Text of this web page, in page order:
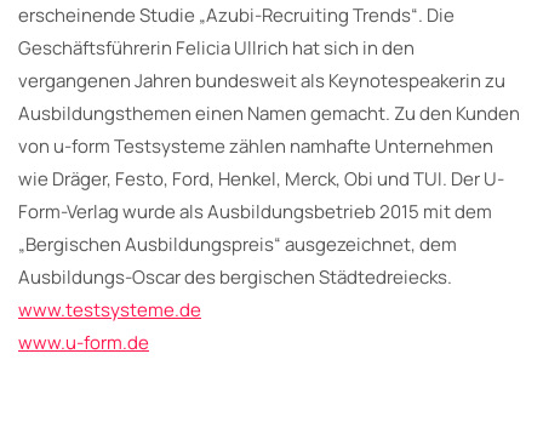
erscheinende Studie „Azubi-Recruiting Trends“. Die
Geschäftsführerin Felicia Ullrich hat sich in den
vergangenen Jahren bundesweit als Keynotespeakerin zu
Ausbildungsthemen einen Namen gemacht. Zu den Kunden
von u-form Testsysteme zählen namhafte Unternehmen
wie Dräger, Festo, Ford, Henkel, Merck, Obi und TUI. Der U-
Form-Verlag wurde als Ausbildungsbetrieb 2015 mit dem
„Bergischen Ausbildungspreis“ ausgezeichnet, dem
Ausbildungs-Oscar des bergischen Städtedreiecks.
www.testsysteme.de
www.u-form.de